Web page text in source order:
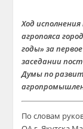
Ход
агропояса
годы» за
заседании
Думы по
По словам